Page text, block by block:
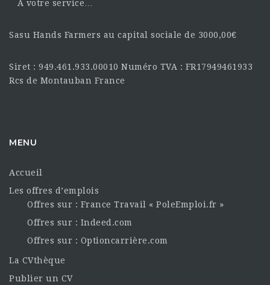
À votre service…
Sasu Hands Farmers au capital sociale de 3000,00€
Siret : 949.461.933.00010 Numéro TVA : FR17949461933
Rcs de Montauban France
MENU
Accueil
Les offres d’emplois
Offres sur : France Travail « PoleEmploi.fr »
Offres sur : Indeed.com
Offres sur : Optioncarrière.com
La CVthèque
Publier un CV